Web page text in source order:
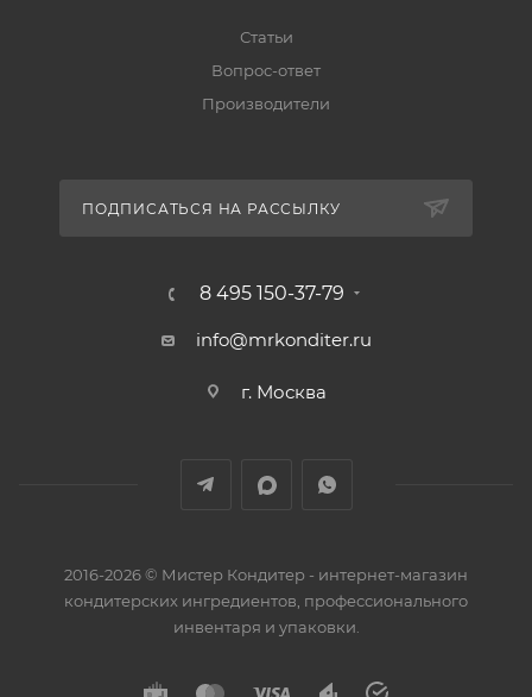
Статьи
Вопрос-ответ
Производители
ПОДПИСАТЬСЯ НА РАССЫЛКУ
8 495 150-37-79
info@mrkonditer.ru
г. Москва
2016-2026 © Мистер Кондитер - интернет-магазин
кондитерских ингредиентов, профессионального
инвентаря и упаковки.